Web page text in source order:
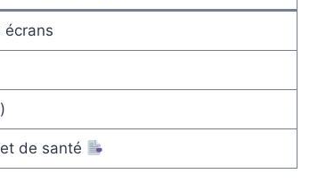
écrans
de santé